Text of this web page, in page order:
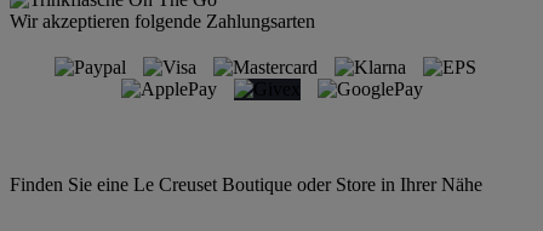
Wir akzeptieren folgende Zahlungsarten
Finden Sie eine Le Creuset Boutique oder Store in Ihrer Nähe